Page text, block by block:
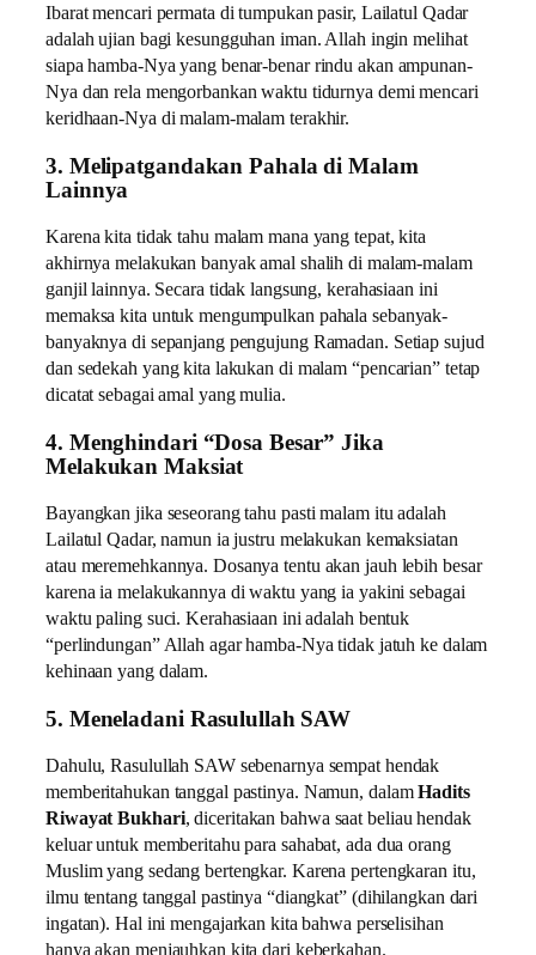
Ibarat mencari permata di tumpukan pasir, Lailatul Qadar
adalah ujian bagi kesungguhan iman. Allah ingin melihat
siapa hamba-Nya yang benar-benar rindu akan ampunan-
Nya dan rela mengorbankan waktu tidurnya demi mencari
keridhaan-Nya di malam-malam terakhir.
3. Melipatgandakan Pahala di Malam
Lainnya
Karena kita tidak tahu malam mana yang tepat, kita
akhirnya melakukan banyak amal shalih di malam-malam
ganjil lainnya. Secara tidak langsung, kerahasiaan ini
memaksa kita untuk mengumpulkan pahala sebanyak-
banyaknya di sepanjang pengujung Ramadan. Setiap sujud
dan sedekah yang kita lakukan di malam “pencarian” tetap
dicatat sebagai amal yang mulia.
4. Menghindari “Dosa Besar” Jika
Melakukan Maksiat
Bayangkan jika seseorang tahu pasti malam itu adalah
Lailatul Qadar, namun ia justru melakukan kemaksiatan
atau meremehkannya. Dosanya tentu akan jauh lebih besar
karena ia melakukannya di waktu yang ia yakini sebagai
waktu paling suci. Kerahasiaan ini adalah bentuk
“perlindungan” Allah agar hamba-Nya tidak jatuh ke dalam
kehinaan yang dalam.
5. Meneladani Rasulullah SAW
Dahulu, Rasulullah SAW sebenarnya sempat hendak
memberitahukan tanggal pastinya. Namun, dalamHadits
Riwayat Bukhari, diceritakan bahwa saat beliau hendak
keluar untuk memberitahu para sahabat, ada dua orang
Muslim yang sedang bertengkar. Karena pertengkaran itu,
ilmu tentang tanggal pastinya “diangkat” (dihilangkan dari
ingatan). Hal ini mengajarkan kita bahwa perselisihan
hanya akan menjauhkan kita dari keberkahan.